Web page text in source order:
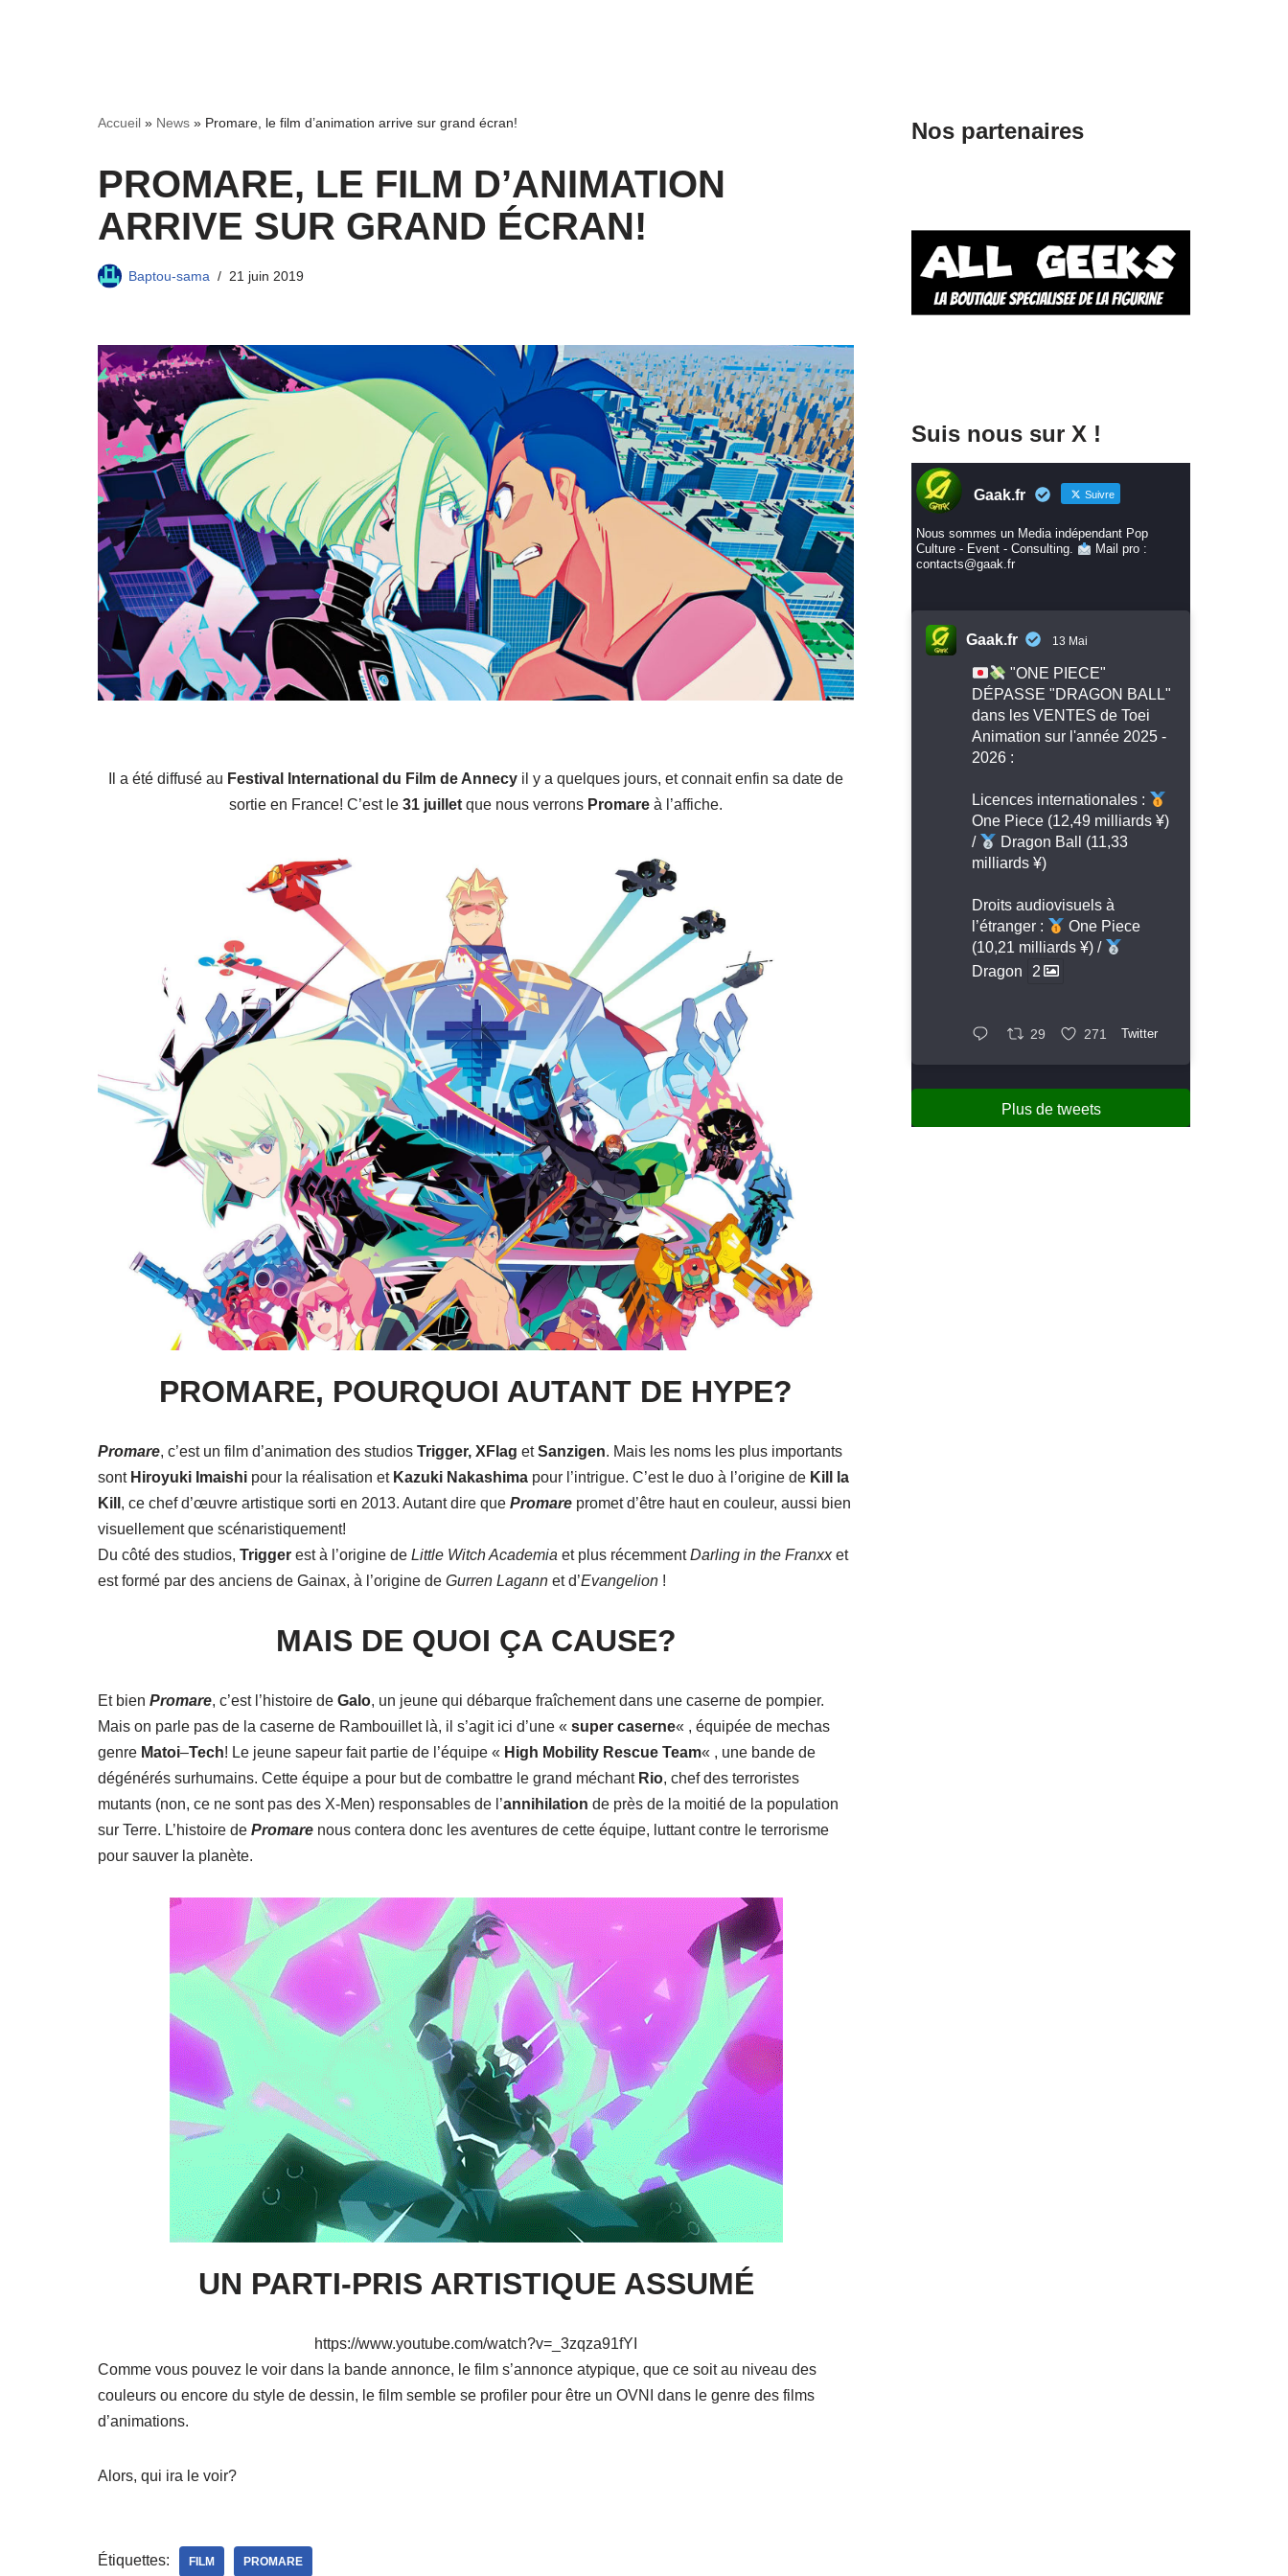
Accueil » News » Promare, le film d’animation arrive sur grand écran!
PROMARE, LE FILM D’ANIMATION
ARRIVE SUR GRAND ÉCRAN!
Baptou-sama 21 juin 2019
Il a été diffusé au Festival International du Film de Annecy il y a quelques jours, et connait enfin sa date de
sortie en France! C’est le 31 juillet que nous verrons Promare à l’affiche.
PROMARE, POURQUOI AUTANT DE HYPE?
Promare, c’est un film d’animation des studios Trigger, XFlag etSanzigen. Mais les noms les plus importants
sont Hiroyuki Imaishi pour la réalisation et Kazuki Nakashima pour l’intrigue. C’est le duo à l’origine de Kill la
Kill , ce chef d’œuvre artistique sorti en 2013. Autant dire que Promare promet d’être haut en couleur, aussi bien
visuellement que scénaristiquement!
Du côté des studios, Trigger est à l’origine de Little Witch Academia et plus récemmentDarling in the Franxxet
est formé par des anciens de Gainax, à l’origine de Gurren Lagann et d’Evangelion !
MAIS DE QUOI ÇA CAUSE?
Et bien Promare, c’est l’histoire de Galo, un jeune qui débarque fraîchement dans une caserne de pompier.
Mais on parle pas de la caserne de Rambouillet là, il s’agit ici d’une « super caserne« , équipée de mechas
genre Matoi–Tech! Le jeune sapeur fait partie de l’équipe « High Mobility Rescue Team« , une bande de
dégénérés surhumains. Cette équipe a pour but de combattre le grand méchant Rio, chef des terroristes
mutants (non, ce ne sont pas des X-Men) responsables de l’annihilation de près de la moitié de la population
sur Terre. L’histoire de Promare nous contera donc les aventures de cette équipe, luttant contre le terrorisme
pour sauver la planète.
UN PARTI-PRIS ARTISTIQUE ASSUMÉ
https://www.youtube.com/watch?v=_3zqza91fYI
Comme vous pouvez le voir dans la bande annonce, le film s’annonce atypique, que ce soit au niveau des
couleurs ou encore du style de dessin, le film semble se profiler pour être un OVNI dans le genre des films
d’animations.
Alors, qui ira le voir?
Étiquettes: FILM PROMARE
Nos partenaires
Suis nous sur X !
Gaak.fr Suivre
Nous sommes un Media indépendant Pop
Culture - Event - Consulting.
Mail pro :
contacts@gaak.fr
Gaak.fr 13 Mai
"ONE PIECE"
DÉPASSE "DRAGON BALL"
dans les VENTES de Toei
Animation sur l'année 2025 -
2026 :
Licences internationales :
One Piece (12,49 milliards ¥)
/
Dragon Ball (11,33
milliards ¥)
Droits audiovisuels à
l’étranger :
One Piece
(10,21 milliards ¥) /
Dragon
2
29 271 Twitter
Plus de tweets